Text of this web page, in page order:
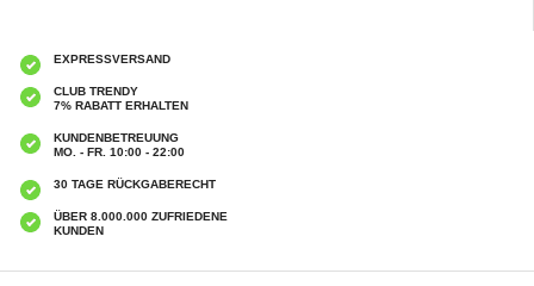
EXPRESSVERSAND
CLUB TRENDY
7% RABATT ERHALTEN
KUNDENBETREUUNG
MO. - FR. 10:00 - 22:00
30 TAGE RÜCKGABERECHT
ÜBER 8.000.000 ZUFRIEDENE
KUNDEN